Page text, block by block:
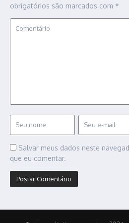
obrigatórios são marcados com *
Salvar meus dados neste
que eu comentar.